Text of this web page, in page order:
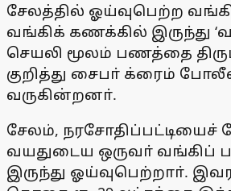
சேலத்தில் ஓய்வுபெற்ற
வங்கிக் கணக்கில் இருந்து
செயலி மூலம் பணத்தை
குறித்து சைபா் க்ரைம்
வருகின்றனா்.
சேலம், நரசோதிப்பட்டியைச்
வயதுடைய ஒருவா் வங்கிப்
இருந்து ஓய்வுபெற்றாா்.